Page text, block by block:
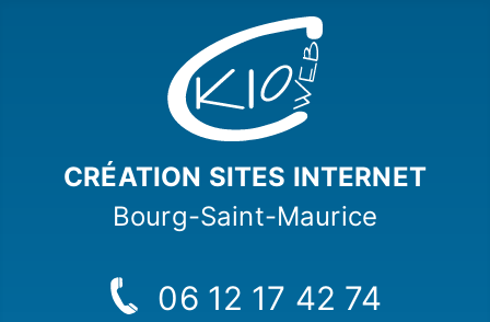
CRÉATION SITES INTERNET
Bourg-Saint-Maurice
06 12 17 42 74